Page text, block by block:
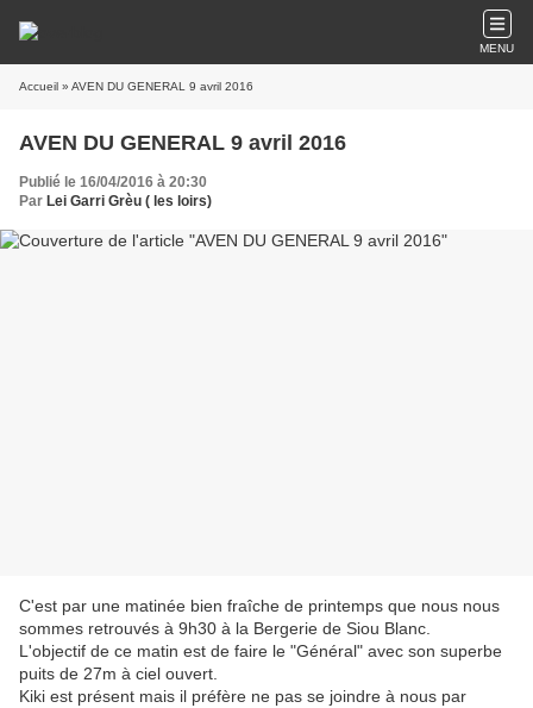
MENU
Accueil » AVEN DU GENERAL 9 avril 2016
AVEN DU GENERAL 9 avril 2016
Publié le 16/04/2016 à 20:30
Par Lei Garri Grèu ( les loirs)
C'est par une matinée bien fraîche de printemps que nous nous
sommes retrouvés à 9h30 à la Bergerie de Siou Blanc.
L'objectif de ce matin est de faire le "Général" avec son superbe
puits de 27m à ciel ouvert.
Kiki est présent mais il préfère ne pas se joindre à nous par